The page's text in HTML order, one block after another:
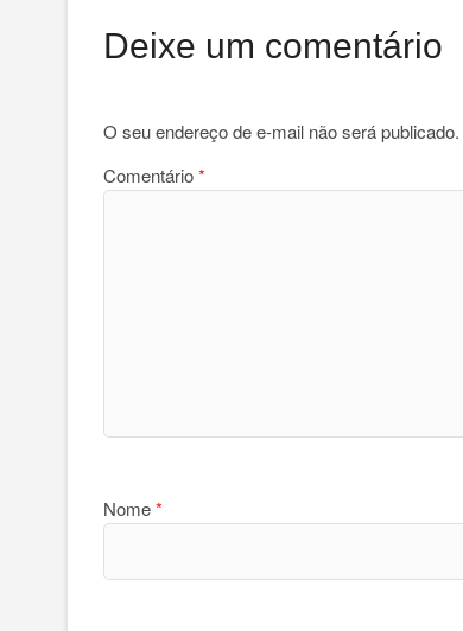
Deixe um comentário
O seu endereço de e-mail não será publicado.
Comentário*
Nome*